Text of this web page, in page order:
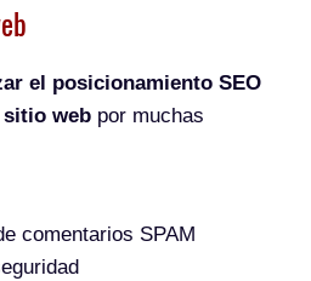
el posicionamiento SEO
web por muchas
comentarios SPAM